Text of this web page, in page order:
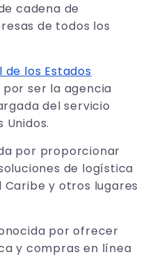
cadena de
de todos los
de los Estados
por ser la agencia
del servicio
Unidos.
por proporcionar
de logística
Caribe y otros lugares
por ofrecer
y compras en línea